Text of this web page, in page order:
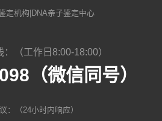
定机构|DNA亲子鉴定中心
（工作日8:00-18:00）
（微信同号）
：（24小时内响应）